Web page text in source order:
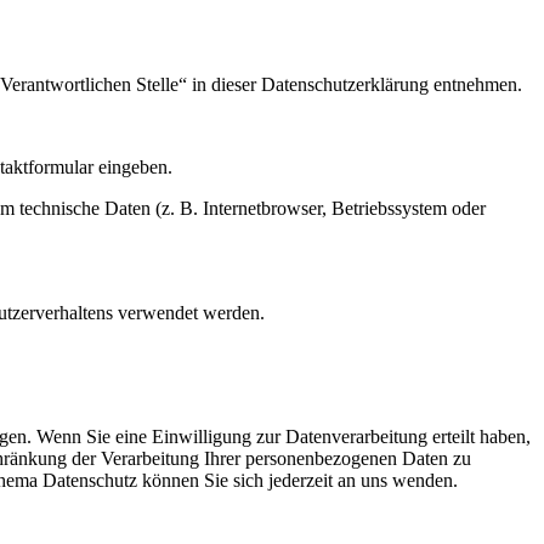
Stelle“ in dieser Datenschutzerklärung entnehmen.
eingeben.
technische Daten (z. B. Internetbrowser, Betriebssystem oder
verwendet werden.
Wenn Sie eine Einwilligung zur Datenverarbeitung erteilt haben,
der Verarbeitung Ihrer personenbezogenen Daten zu
Datenschutz können Sie sich jederzeit an uns wenden.